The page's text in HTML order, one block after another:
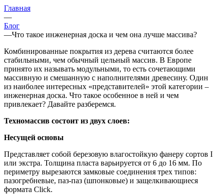
Главная
—
Блог
—Что такое инженерная доска и чем она лучше массива?
Комбинированные покрытия из дерева считаются более
стабильными, чем обычный цельный массив. В Европе
принято их называть модульными, то есть сочетающими
массивную и смешанную с наполнителями древесину. Один
из наиболее интересных «представителей» этой категории –
инженерная доска. Что такое особенное в ней и чем
привлекает? Давайте разберемся.
Техномассив состоит из двух слоев:
Несущей основы
Представляет собой березовую влагостойкую фанеру сортов I
или экстра. Толщина пласта варьируется от 6 до 16 мм. По
периметру вырезаются замковые соединения трех типов:
пазогребневые, паз-паз (шпонковые) и защелкивающиеся
формата Click.